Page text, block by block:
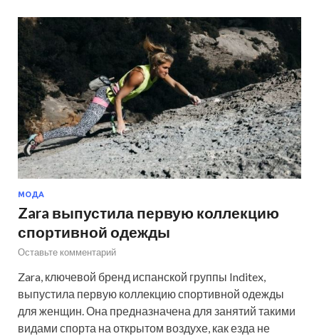
МОДА
Zara выпустила первую коллекцию
спортивной одежды
Оставьте комментарий
Zara, ключевой бренд испанской группы Inditex,
выпустила первую коллекцию спортивной одежды
для женщин. Она предназначена для занятий такими
видами спорта на открытом воздухе, как езда не